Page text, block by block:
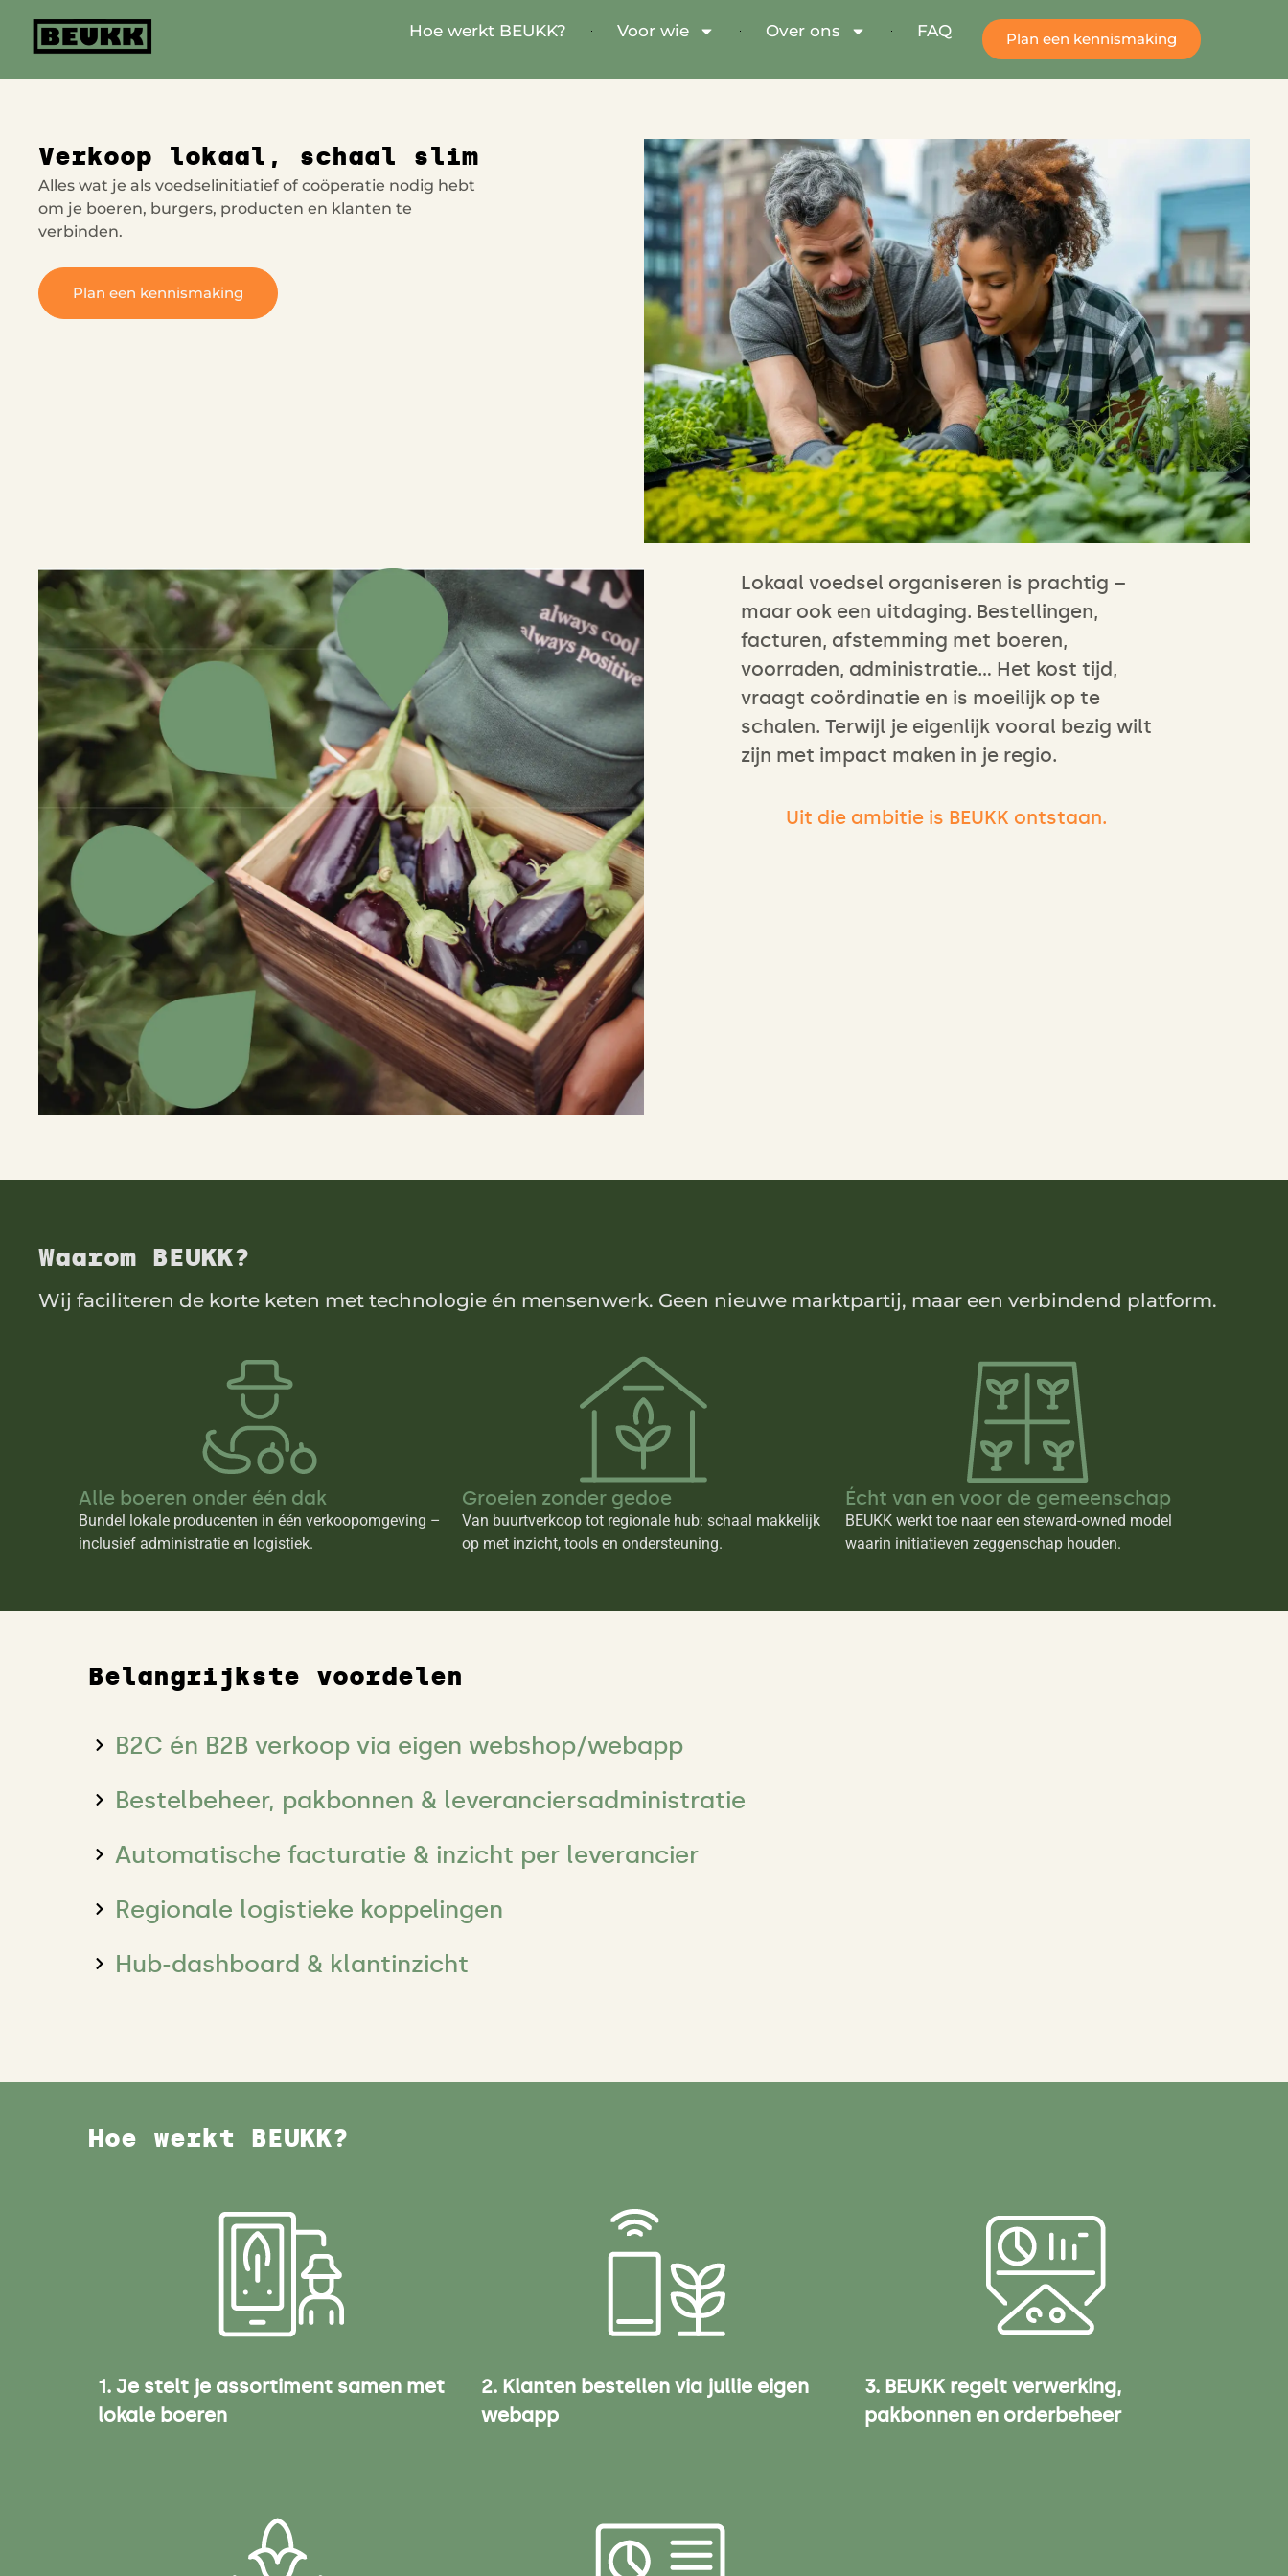
inhoud
Hoe werkt BEUKK? Voor wie Over ons FAQ Plan een kennismaking
Verkoop lokaal, schaal slim
Alles wat je als voedselinitiatief of coöperatie nodig hebt
om je boeren, burgers, producten en klanten te
verbinden.
Plan een kennismaking
Lokaal voedsel organiseren is prachtig –
maar ook een uitdaging. Bestellingen,
facturen, afstemming met boeren,
voorraden, administratie… Het kost tijd,
vraagt coördinatie en is moeilijk op te
schalen. Terwijl je eigenlijk vooral bezig wilt
zijn met impact maken in je regio.
Uit die ambitie is BEUKK ontstaan.
Waarom BEUKK?
Wij faciliteren de korte keten met technologie én mensenwerk. Geen nieuwe marktpartij, maar een verbindend platform.
Alle boeren onder één dak
Bundel lokale producenten in één verkoopomgeving –
inclusief administratie en logistiek.
Groeien zonder gedoe
Van buurtverkoop tot regionale hub: schaal makkelijk
op met inzicht, tools en ondersteuning.
Écht van en voor de gemeenschap
BEUKK werkt toe naar een steward-owned model
waarin initiatieven zeggenschap houden.
Belangrijkste voordelen
B2C én B2B verkoop via eigen webshop/webapp
Bestelbeheer, pakbonnen & leveranciersadministratie
Automatische facturatie & inzicht per leverancier
Regionale logistieke koppelingen
Hub-dashboard & klantinzicht
Hoe werkt BEUKK?
1. Je stelt je assortiment samen met
lokale boeren
2. Klanten bestellen via jullie eigen
webapp
3. BEUKK regelt verwerking,
pakbonnen en orderbeheer